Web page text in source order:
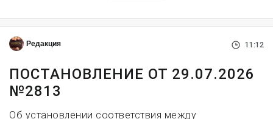
Редакция 11:12
ПОСТАНОВЛЕНИЕ ОТ 29.07.2026
№2813
Об установлении соответствия между